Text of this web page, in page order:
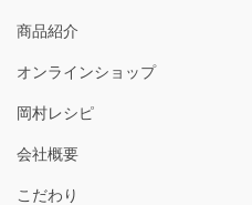
商品紹介
オンラインショップ
岡村レシピ
会社概要
こだわり